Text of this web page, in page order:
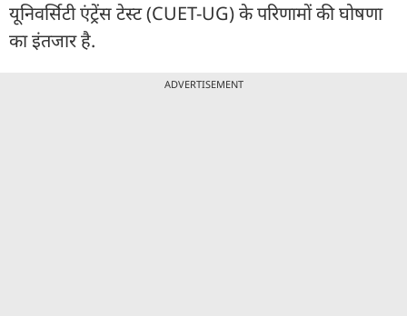
यूनिवर्सिटी एंट्रेंस टेस्ट (CUET-UG) के परिणामों की घोषणा
का इंतजार है.
ADVERTISEMENT